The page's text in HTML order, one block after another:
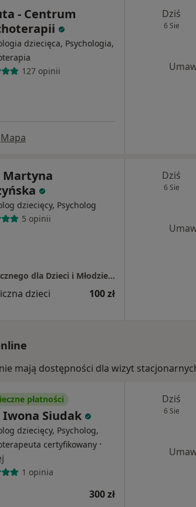
- Centrum
dziecięca, Psychologia,
127 opinii
Mapa
Dziś
6 Sie
dziecięcy, Psycholog
5 opinii
Poradnia Zdrowia Psychicznego dla Dzieci i Młodzieży
dzieci 100 zł
Dziś
6 Sie
mają dostępności dla wizyt
płatności
Siudak
dziecięcy, Psycholog,
certyfikowany ·
1 opinia
300 zł
Dziś
6 Sie